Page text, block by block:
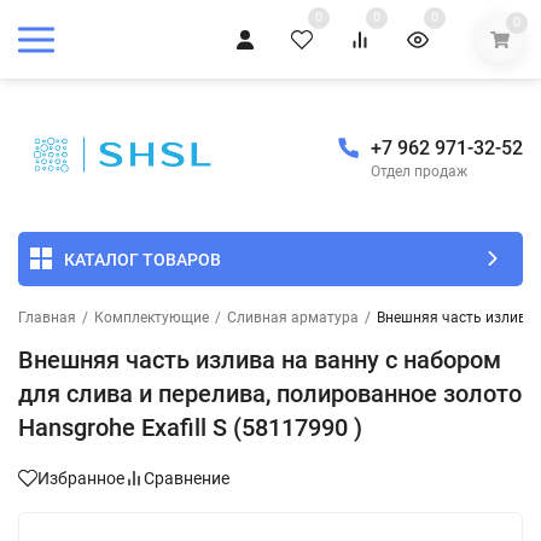
0 0 0 0
+7 962 971-32-52
Отдел продаж
КАТАЛОГ ТОВАРОВ
Главная / Комплектующие / Сливная арматура / Внешняя часть излива
Внешняя часть излива на ванну с набором
для слива и перелива, полированное золото
Hansgrohe Exafill S (58117990 )
Избранное Сравнение